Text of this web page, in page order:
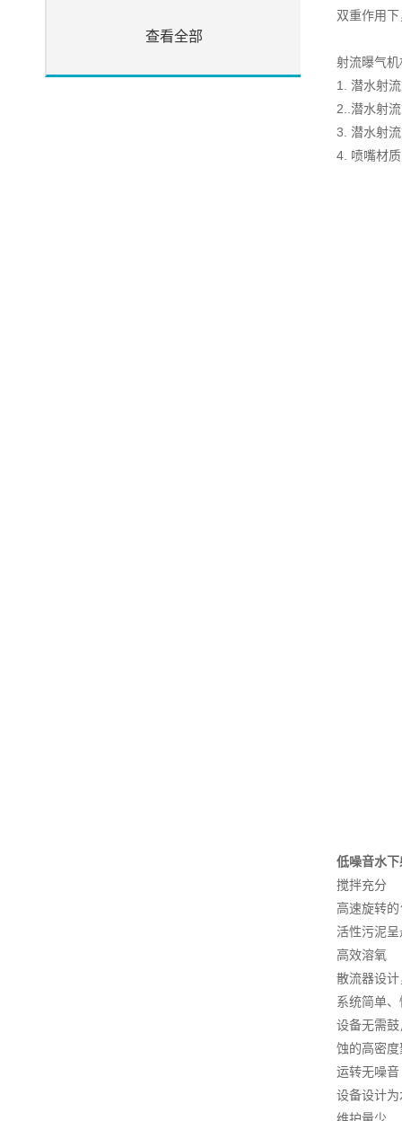
查看全部
双重作用
射流曝气
1. 潜水射
2..潜水射
3. 潜水射
4. 喷嘴材
低噪音水
搅拌充分
高速旋转
活性污泥
高效溶氧
散流器设
系统简单
设备无需
蚀的高密
运转无噪音
设备设计